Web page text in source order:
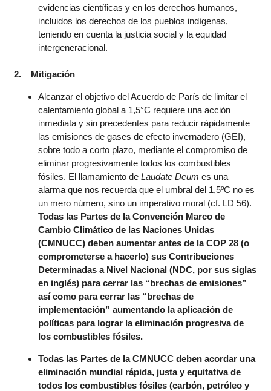
evidencias científicas y en los derechos humanos,
incluidos los derechos de los pueblos indígenas,
teniendo en cuenta la justicia social y la equidad
intergeneracional.
2. Mitigación
Alcanzar el objetivo del Acuerdo de París de limitar el
calentamiento global a 1,5°C requiere una acción
inmediata y sin precedentes para reducir rápidamente
las emisiones de gases de efecto invernadero (GEI),
sobre todo a corto plazo, mediante el compromiso de
eliminar progresivamente todos los combustibles
fósiles. El llamamiento de Laudate Deum es una
alarma que nos recuerda que el umbral del 1,5ºC no es
un mero número, sino un imperativo moral (cf. LD 56).
Todas las Partes de la Convención Marco de
Cambio Climático de las Naciones Unidas
(CMNUCC) deben aumentar antes de la COP 28 (o
comprometerse a hacerlo) sus Contribuciones
Determinadas a Nivel Nacional (NDC, por sus siglas
en inglés) para cerrar las “brechas de emisiones”
así como para cerrar las “brechas de
implementación” aumentando la aplicación de
políticas para lograr la eliminación progresiva de
los combustibles fósiles.
Todas las Partes de la CMNUCC deben acordar una
eliminación mundial rápida, justa y equitativa de
todos los combustibles fósiles (carbón, petróleo y